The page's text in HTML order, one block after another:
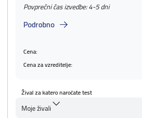
Povprečni čas izvedbe: 4-5 dni
Podrobno
Cena:
Cena za vzreditelje:
Žival za katero naročate test
Moje živali